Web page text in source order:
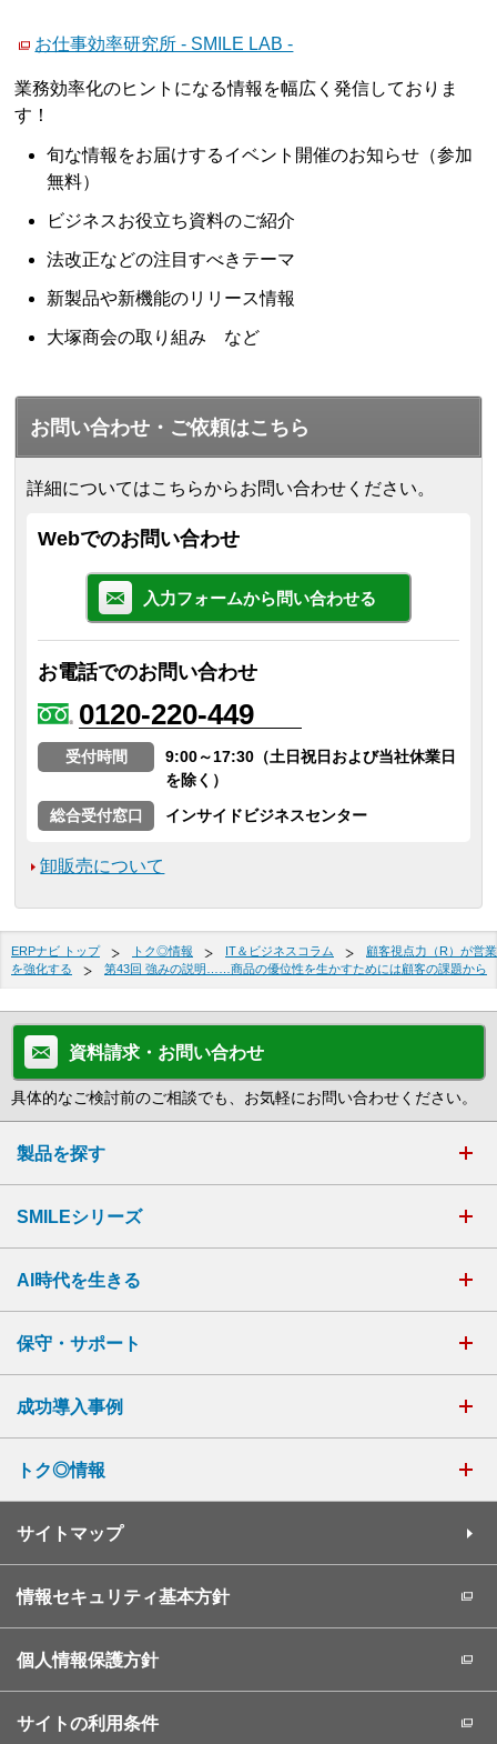
お仕事効率研究所 - SMILE LAB -
業務効率化のヒントになる情報を幅広く発信しておりま
す！
旬な情報をお届けするイベント開催のお知らせ（参加
無料）
ビジネスお役立ち資料のご紹介
法改正などの注目すべきテーマ
新製品や新機能のリリース情報
大塚商会の取り組み など
お問い合わせ・ご依頼はこちら
詳細についてはこちらからお問い合わせください。
Webでのお問い合わせ
入力フォームから問い合わせる
お電話でのお問い合わせ
0120-220-449
受付時間
9:00～17:30（土日祝日および当社休業日
を除く）
総合受付窓口
インサイドビジネスセンター
卸販売について
ERPナビ トップ トク◎情報 IT＆ビジネスコラム
顧客視点力（R）が営業
を強化する
第43回 強みの説明……商品の優位性を生かすためには顧客の課題から
資料請求・お問い合わせ
具体的なご検討前のご相談でも、お気軽にお問い合わせください。
製品を探す
SMILEシリーズ
AI時代を生きる
保守・サポート
成功導入事例
トク◎情報
サイトマップ
情報セキュリティ基本方針
個人情報保護方針
サイトの利用条件